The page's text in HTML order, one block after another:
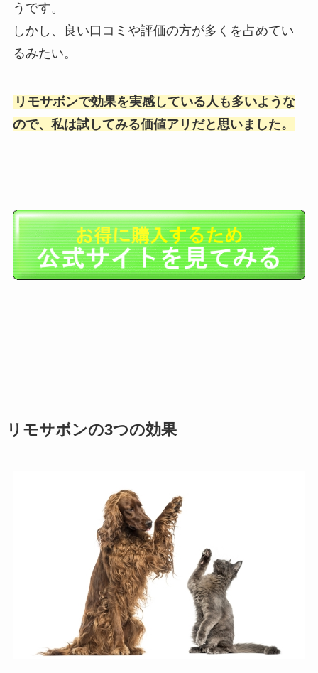
うです。
しかし、良い口コミや評価の方が多くを占めてい
るみたい。
リモサボンで効果を実感している人も多いような
ので、私は試してみる価値アリだと思いました。
リモサボンの3つの効果